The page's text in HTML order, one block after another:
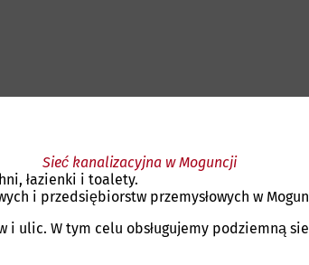
Sieć kanalizacyjna w Moguncji
łazienki i toalety.
i przedsiębiorstw przemysłowych w
ulic. W tym celu obsługujemy podziemną